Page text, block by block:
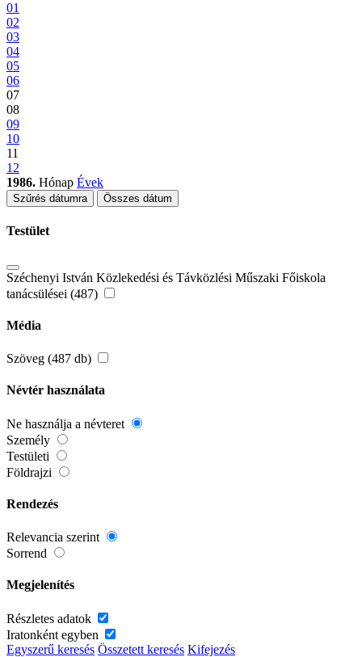
01
02
03
04
05
06
07
08
09
10
11
12
1986. Hónap Évek
Szűrés dátumra Összes dátum
Testület
Széchenyi István Közlekedési és Távközlési Műszaki Főiskola
tanácsülései (487)
Média
Szöveg (487 db)
Névtér használata
Ne használja a névteret
Személy
Testületi
Földrajzi
Rendezés
Relevancia szerint
Sorrend
Megjelenítés
Részletes adatok
Iratonként egyben
Egyszerű keresés Összetett keresés Kifejezés